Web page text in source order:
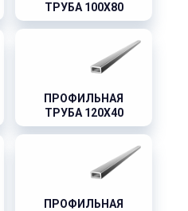
ТРУБА 100X80
ПРОФИЛЬНАЯ
ТРУБА 120X40
ПРОФИЛЬНАЯ